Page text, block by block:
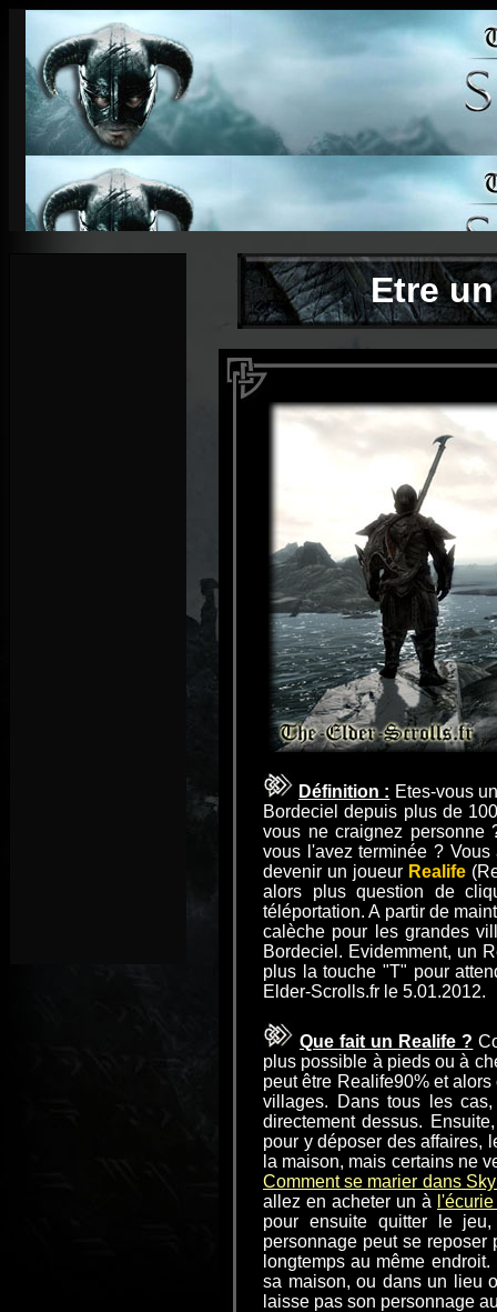
Etre
Définition : Etes-vous
Bordeciel depuis plus de
vous ne craignez personne
vous l'avez terminée ?
devenir un joueur Realife
alors plus question de
téléportation. A partir de
calèche pour les grandes
Bordeciel. Evidemment, un
plus la touche "T" pour
Elder-Scrolls.fr le 5.01.2012.
Que fait un Realife ?
plus possible à pieds ou à
peut être Realife90% et
villages. Dans tous les
directement dessus.
pour y déposer des affaires,
la maison, mais certains ne
Comment se marier dans
allez en acheter un à
pour ensuite quitter le
personnage peut se
longtemps au même
sa maison, ou dans un lieu
laisse pas son personnage